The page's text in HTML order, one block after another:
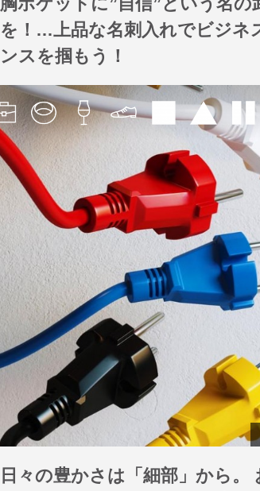
を！…上品な名刺入れでビジネ
ンスを掴もう！
日々の豊かさは「細部」から。